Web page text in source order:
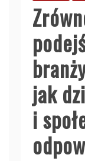
jak
i